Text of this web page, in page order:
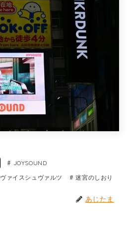
JOYSOUND
ヴァイスシュヴァルツ 迷宮のしおり
あじたま